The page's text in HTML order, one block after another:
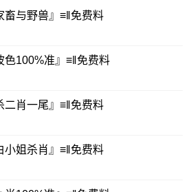
畜与野兽』≡‖免费料
色100%准』≡‖免费料
二肖一尾』≡‖免费料
小姐杀肖』≡‖免费料